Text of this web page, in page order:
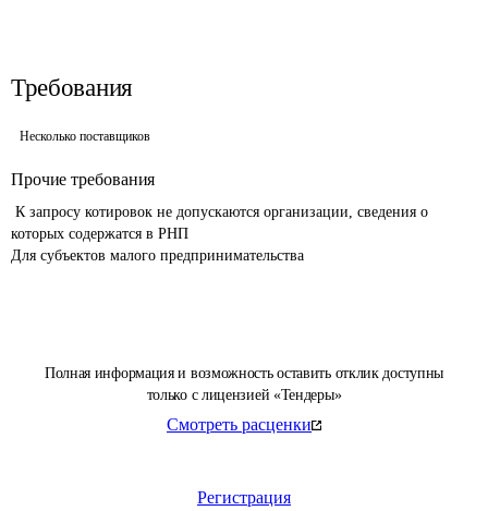
Полная информация и возможность оставить отклик доступны
только с лицензией «Тендеры»
Смотреть расценки
Регистрация
Требования
Несколько поставщиков
Прочие требования
которых содержатся в РНП
Для субъектов малого предпринимательства